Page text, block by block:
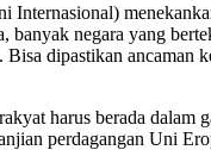
Internasional)
banyak negara yang
dipastikan ancaman
harus berada
perdagangan Uni